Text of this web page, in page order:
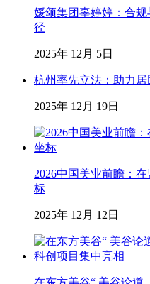
媛颂集团辜婷婷：合
径
2025年 12月 5日
杭州率先立法：助力
2025年 12月 19日
2026中国美业前瞻：
标
2025年 12月 12日